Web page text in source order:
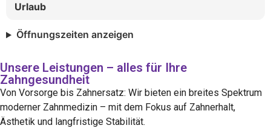
Urlaub
Öffnungszeiten anzeigen
Unsere Leistungen – alles für Ihre
Zahngesundheit
Von Vorsorge bis Zahnersatz: Wir bieten ein breites Spektrum
moderner Zahnmedizin – mit dem Fokus auf Zahnerhalt,
Ästhetik und langfristige Stabilität.